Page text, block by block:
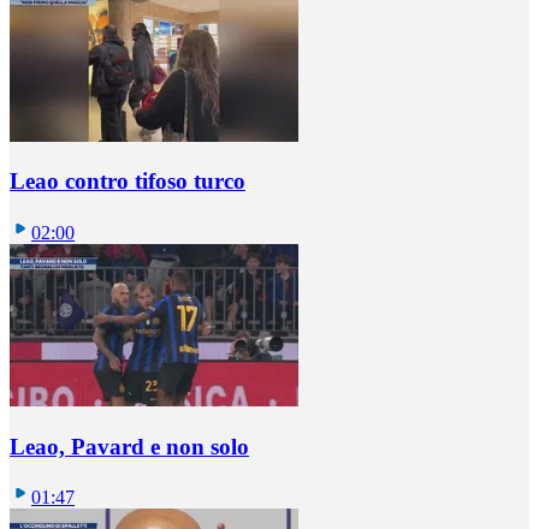
Leao contro tifoso turco
02:00
Leao, Pavard e non solo
01:47